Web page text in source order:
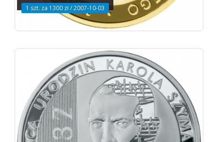
1 szt. za 1300 zł / 2007-10-03